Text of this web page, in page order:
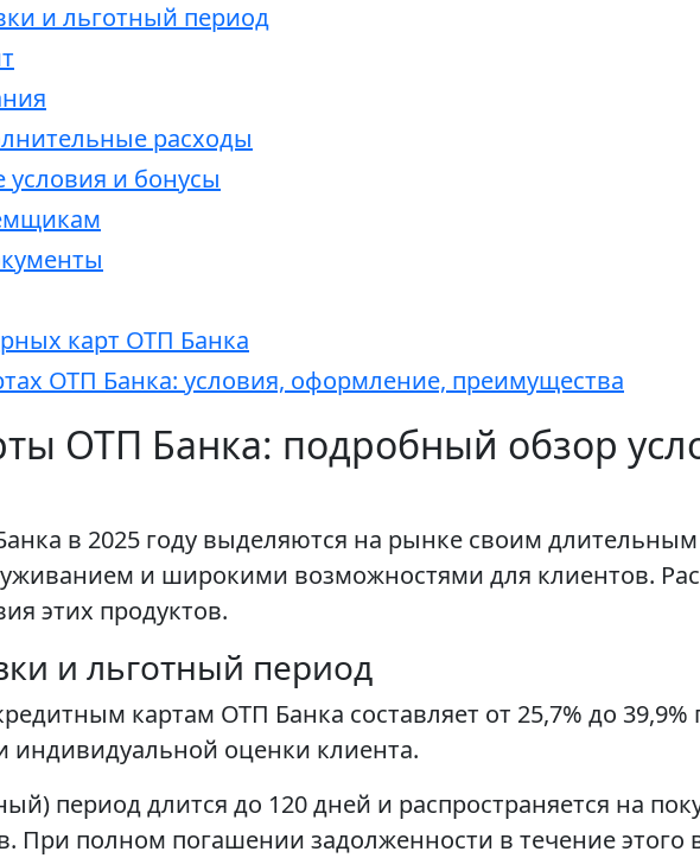
и льготный период
расходы
и бонусы
карт ОТП Банка
ОТП Банка: условия, оформление, преимущества
ОТП Банка: подробный обзор
в 2025 году выделяются на рынке своим
и широкими возможностями для клиентов.
этих продуктов.
и льготный период
картам ОТП Банка составляет от 25,7% до
индивидуальной оценки клиента.
период длится до 120 дней и распространяется на
При полном погашении задолженности в течение